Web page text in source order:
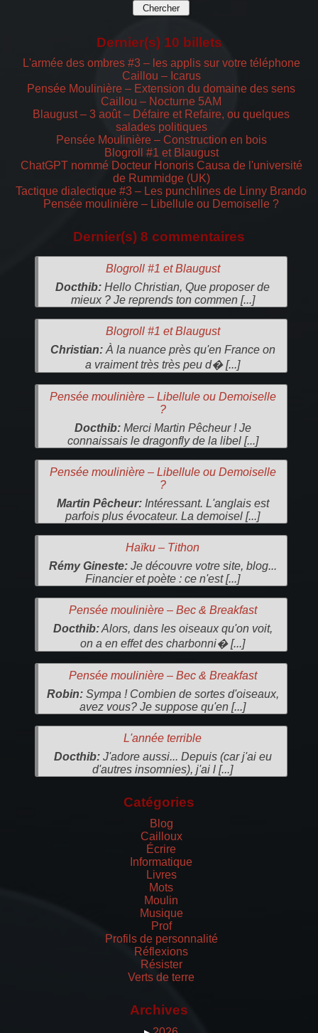
Dernier(s) 10 billets
L'armée des ombres #3 – les applis sur votre téléphone
Caillou – Icarus
Pensée Moulinière – Extension du domaine des sens
Caillou – Nocturne 5AM
Blaugust – 3 août – Défaire et Refaire, ou quelques
salades politiques
Pensée Moulinière – Construction en bois
Blogroll #1 et Blaugust
ChatGPT nommé Docteur Honoris Causa de l'université
de Rummidge (UK)
Tactique dialectique #3 – Les punchlines de Linny Brando
Pensée moulinière – Libellule ou Demoiselle ?
Dernier(s) 8 commentaires
Blogroll #1 et Blaugust
Docthib: Hello Christian, Que proposer de
mieux ? Je reprends ton commen [...]
Blogroll #1 et Blaugust
Christian:À la nuance près qu'en France on
a vraiment très très peu d� [...]
Pensée moulinière – Libellule ou Demoiselle
?
Docthib:Merci Martin Pêcheur ! Je
connaissais le dragonfly de la libel [...]
Pensée moulinière – Libellule ou Demoiselle
?
Martin Pêcheur:Intéressant. L'anglais est
parfois plus évocateur. La demoisel [...]
Haïku – Tithon
Rémy Gineste:Je découvre votre site, blog...
Financier et poète : ce n'est [...]
Pensée moulinière – Bec & Breakfast
Docthib:Alors, dans les oiseaux qu'on voit,
on a en effet des charbonni� [...]
Pensée moulinière – Bec & Breakfast
Robin:Sympa ! Combien de sortes d'oiseaux,
avez vous? Je suppose qu'en [...]
L'année terrible
Docthib:J'adore aussi... Depuis (car j'ai eu
d'autres insomnies), j'ai l [...]
Catégories
Blog
Cailloux
Écrire
Informatique
Livres
Mots
Moulin
Musique
Prof
Profils de personnalité
Réflexions
Résister
Verts de terre
Archives